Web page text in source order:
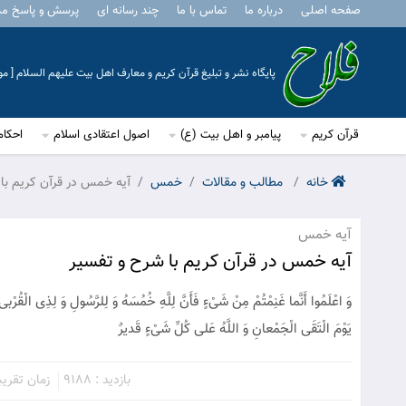
صفحه اصلی درباره ما تماس با ما چند رسانه ای پرسش و پاسخ
پایگاه نشر و تبلیغ قرآن کریم و معارف اهل بیت علیهم
قرآن کریم پیامبر و اهل بیت (ع) اصول اعتقادی اسلام
خانه مطالب و مقالات خمس آیه خمس در قرآن کریم
آیه خمس
آیه خمس در قرآن کریم با شرح و تفسیر
وَ اعْلَمُوا أَنَّما غَنِمْتُمْ مِنْ شَیْ‏ءٍ فَأَنَّ لِلَّهِ خُمُسَهُ وَ لِلرَّسُولِ وَ لِذِی الْقُرْبی‏
یَوْمَ الْتَقَی الْجَمْعانِ وَ اللَّهُ عَلی‏ کُلِّ شَیْ‏ءٍ قَدیرٌ
بازدید : 9188 زمان تقریبی